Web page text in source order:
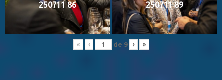
250711 86 250711 89
« ‹ de 9 › »